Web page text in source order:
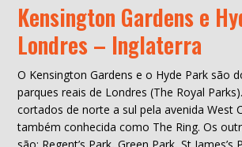
Kensington Gardens e
Londres – Inglaterra
O Kensington Gardens e o Hyde Park são
parques reais de Londres (The Royal
cortados de norte a sul pela avenida West
também conhecida como The Ring. Os